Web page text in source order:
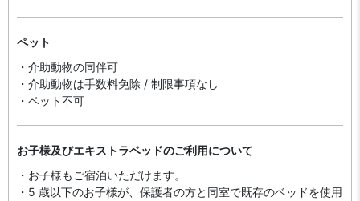
ペット
・介助動物の同伴可
・介助動物は手数料免除 / 制限事項なし
・ペット不可
お子様及びエキストラベッドのご利用について
・お子様もご宿泊いただけます。
・5 歳以下のお子様が、保護者の方と同室で既存のベッドを使用